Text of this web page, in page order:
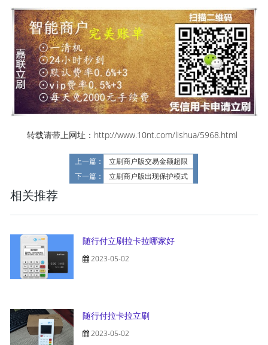
转载请带上网址：http://www.10nt.com/lishua/5968.html
上一篇：
立刷商户版交易金额超限
下一篇：
立刷商户版出现保护模式
相关推荐
随行付立刷拉卡拉哪家好
2023-05-02
随行付拉卡拉立刷
2023-05-02